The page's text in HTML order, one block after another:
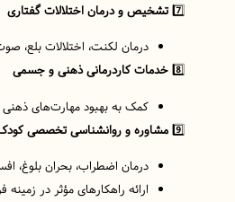
7️⃣ تشخیص و درمان اختلالات گفتاری
درمان لکنت، اختلالات بلع،
8️⃣ خدمات کاردرمانی ذهنی و جسمی
کمک به بهبود مهارت‌های ذهنی
9️⃣مشاوره و روانشناسی تخصصی
درمان اضطراب، بحران بلوغ،
ارائه راهکارهای مؤثر در